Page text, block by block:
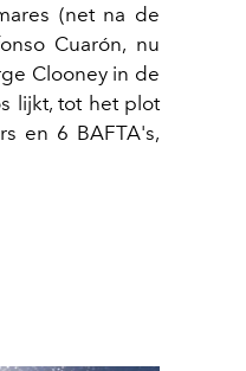
(net na de
Cuarón, nu
Clooney in de
lijkt, tot het plot
en 6 BAFTA's,